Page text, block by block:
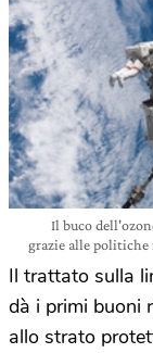
Il buco
grazie alle politiche
Il trattato sulla
dà i primi buoni
allo strato